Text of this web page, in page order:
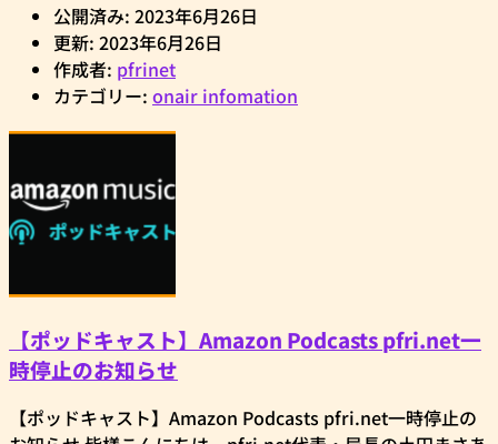
公開済み: 2023年6月26日
更新: 2023年6月26日
作成者: pfrinet
カテゴリー: onair infomation
【ポッドキャスト】Amazon Podcasts pfri.net一
時停止のお知らせ
【ポッドキャスト】Amazon Podcasts pfri.net一時停止の